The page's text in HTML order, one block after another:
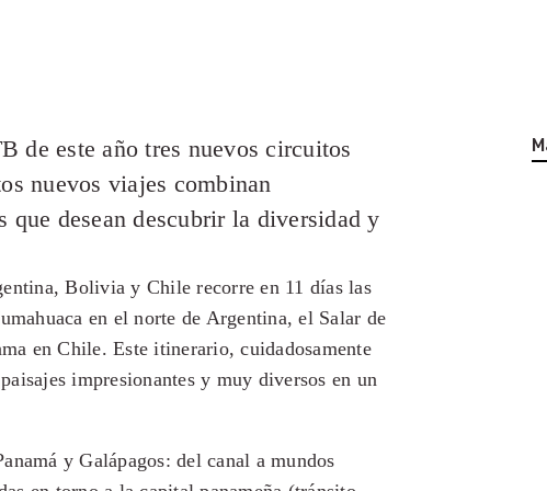
de este año tres nuevos circuitos
nuevos viajes combinan
que desean descubrir la diversidad y
Bolivia y Chile recorre en 11 días las
en el norte de Argentina, el Salar de
en Chile. Este itinerario, cuidadosamente
impresionantes y muy diversos en un
y Galápagos: del canal a mundos